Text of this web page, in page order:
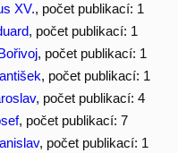
XV., počet publikací: 1
, počet publikací: 1
, počet publikací: 1
, počet publikací: 1
, počet publikací: 4
, počet publikací: 7
, počet publikací: 1